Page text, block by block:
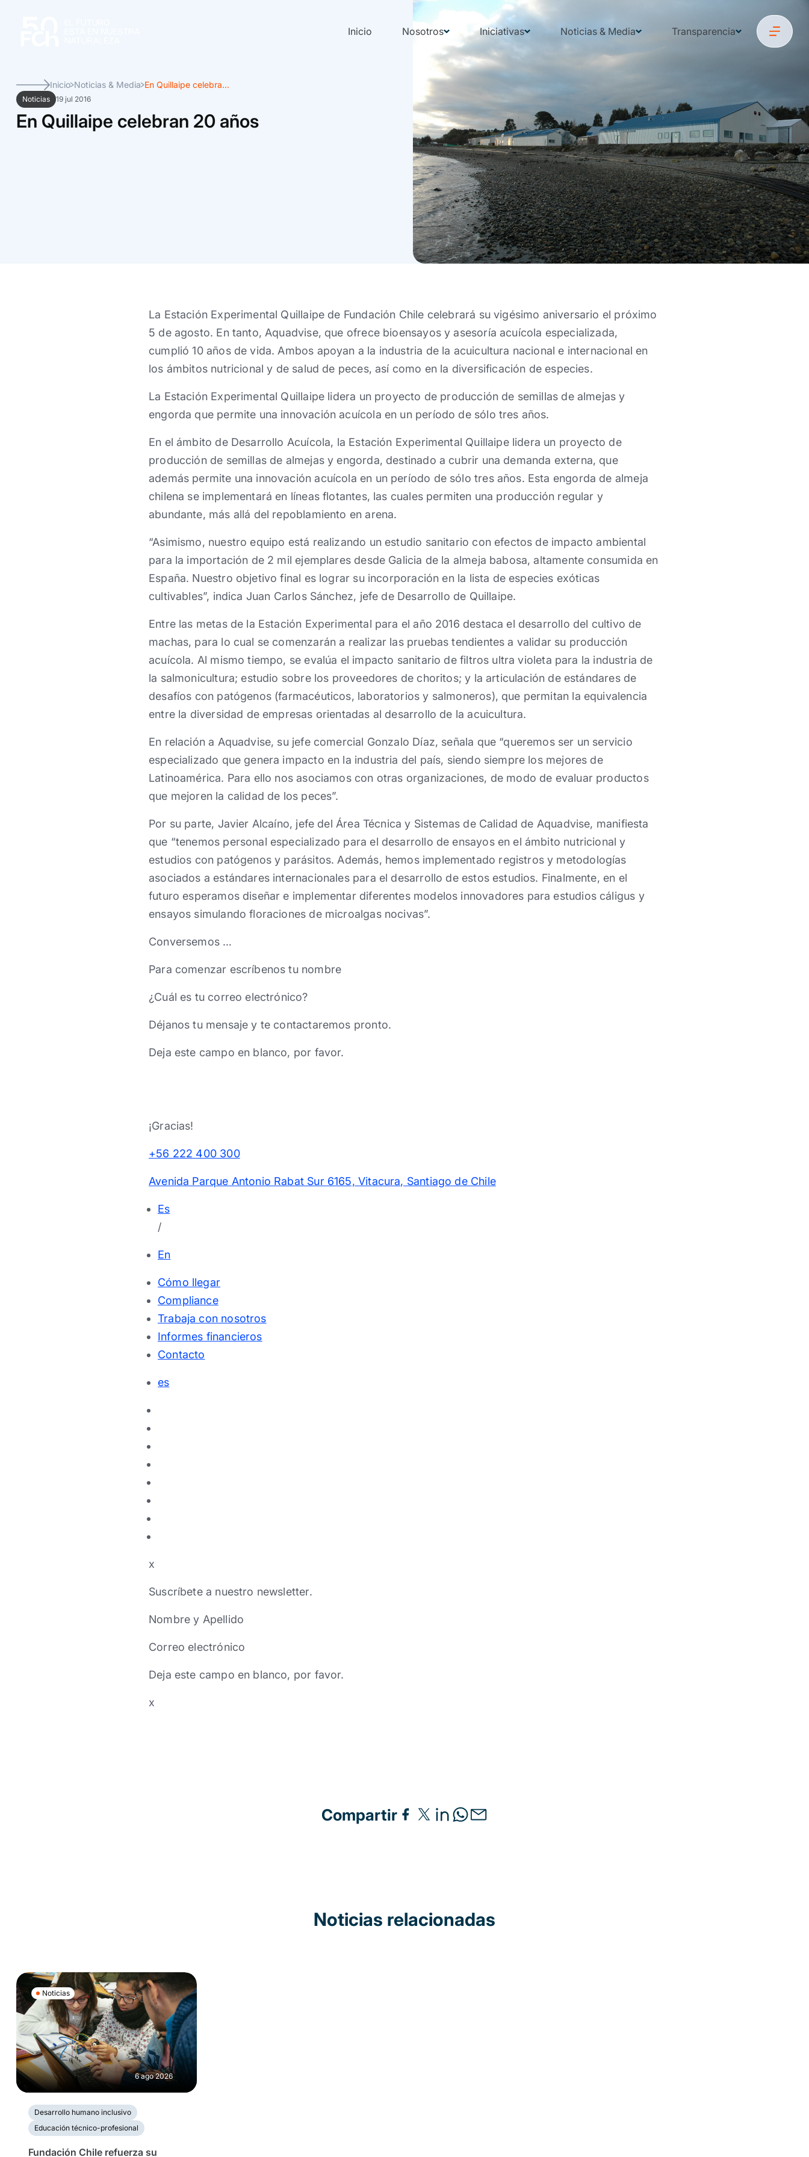
Inicio Nosotros Iniciativas Noticias & Media Transparencia
Inicio Noticias & Media En Quillaipe celebra...
Noticias 19 jul 2016
En Quillaipe celebran 20 años
La Estación Experimental Quillaipe de Fundación Chile celebrará su vigésimo aniversario el próximo
5 de agosto. En tanto, Aquadvise, que ofrece bioensayos y asesoría acuícola especializada,
cumplió 10 años de vida. Ambos apoyan a la industria de la acuicultura nacional e internacional en
los ámbitos nutricional y de salud de peces, así como en la diversificación de especies.
La Estación Experimental Quillaipe lidera un proyecto de producción de semillas de almejas y
engorda que permite una innovación acuícola en un período de sólo tres años.
En el ámbito de Desarrollo Acuícola, la Estación Experimental Quillaipe lidera un proyecto de
producción de semillas de almejas y engorda, destinado a cubrir una demanda externa, que
además permite una innovación acuícola en un período de sólo tres años. Esta engorda de almeja
chilena se implementará en líneas flotantes, las cuales permiten una producción regular y
abundante, más allá del repoblamiento en arena.
“Asimismo, nuestro equipo está realizando un estudio sanitario con efectos de impacto ambiental
para la importación de 2 mil ejemplares desde Galicia de la almeja babosa, altamente consumida en
España. Nuestro objetivo final es lograr su incorporación en la lista de especies exóticas
cultivables”, indica Juan Carlos Sánchez, jefe de Desarrollo de Quillaipe.
Entre las metas de la Estación Experimental para el año 2016 destaca el desarrollo del cultivo de
machas, para lo cual se comenzarán a realizar las pruebas tendientes a validar su producción
acuícola. Al mismo tiempo, se evalúa el impacto sanitario de filtros ultra violeta para la industria de
la salmonicultura; estudio sobre los proveedores de choritos; y la articulación de estándares de
desafíos con patógenos (farmacéuticos, laboratorios y salmoneros), que permitan la equivalencia
entre la diversidad de empresas orientadas al desarrollo de la acuicultura.
En relación a Aquadvise, su jefe comercial Gonzalo Díaz, señala que “queremos ser un servicio
especializado que genera impacto en la industria del país, siendo siempre los mejores de
Latinoamérica. Para ello nos asociamos con otras organizaciones, de modo de evaluar productos
que mejoren la calidad de los peces”.
Por su parte, Javier Alcaíno, jefe del Área Técnica y Sistemas de Calidad de Aquadvise, manifiesta
que “tenemos personal especializado para el desarrollo de ensayos en el ámbito nutricional y
estudios con patógenos y parásitos. Además, hemos implementado registros y metodologías
asociados a estándares internacionales para el desarrollo de estos estudios. Finalmente, en el
futuro esperamos diseñar e implementar diferentes modelos innovadores para estudios cáligus y
ensayos simulando floraciones de microalgas nocivas”.
Conversemos …
Para comenzar escríbenos tu nombre
¿Cuál es tu correo electrónico?
Déjanos tu mensaje y te contactaremos pronto.
Deja este campo en blanco, por favor.
¡Gracias!
+56 222 400 300
Avenida Parque Antonio Rabat Sur 6165, Vitacura, Santiago de Chile
Es
/
En
Cómo llegar
Compliance
Trabaja con nosotros
Informes financieros
Contacto
es
x
Suscríbete a nuestro newsletter.
Nombre y Apellido
Correo electrónico
Deja este campo en blanco, por favor.
x
Compartir
Noticias relacionadas
Noticias
6 ago 2026
Desarrollo humano inclusivo
Educación técnico-profesional
Fundación Chile refuerza su